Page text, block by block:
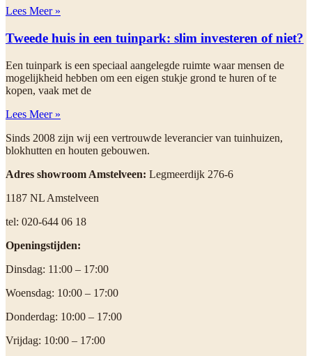
Lees Meer »
Tweede huis in een tuinpark: slim investeren of niet?
Een tuinpark is een speciaal aangelegde ruimte waar mensen de
mogelijkheid hebben om een eigen stukje grond te huren of te
kopen, vaak met de
Lees Meer »
Sinds 2008 zijn wij een vertrouwde leverancier van tuinhuizen,
blokhutten en houten gebouwen.
Adres showroom Amstelveen: Legmeerdijk 276-6
1187 NL Amstelveen
tel: 020-644 06 18
Openingstijden:
Dinsdag: 11:00 – 17:00
Woensdag: 10:00 – 17:00
Donderdag: 10:00 – 17:00
Vrijdag: 10:00 – 17:00